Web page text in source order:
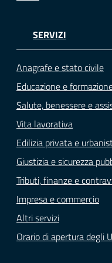
SERVIZI
Anagrafe e stato civile
Educazione e
Salute, benessere e
Vita lavorativa
Edilizia privata e
Giustizia e sicurezza
Tributi, finanze e
Impresa e commercio
Altri servizi
Orario di apertura degli